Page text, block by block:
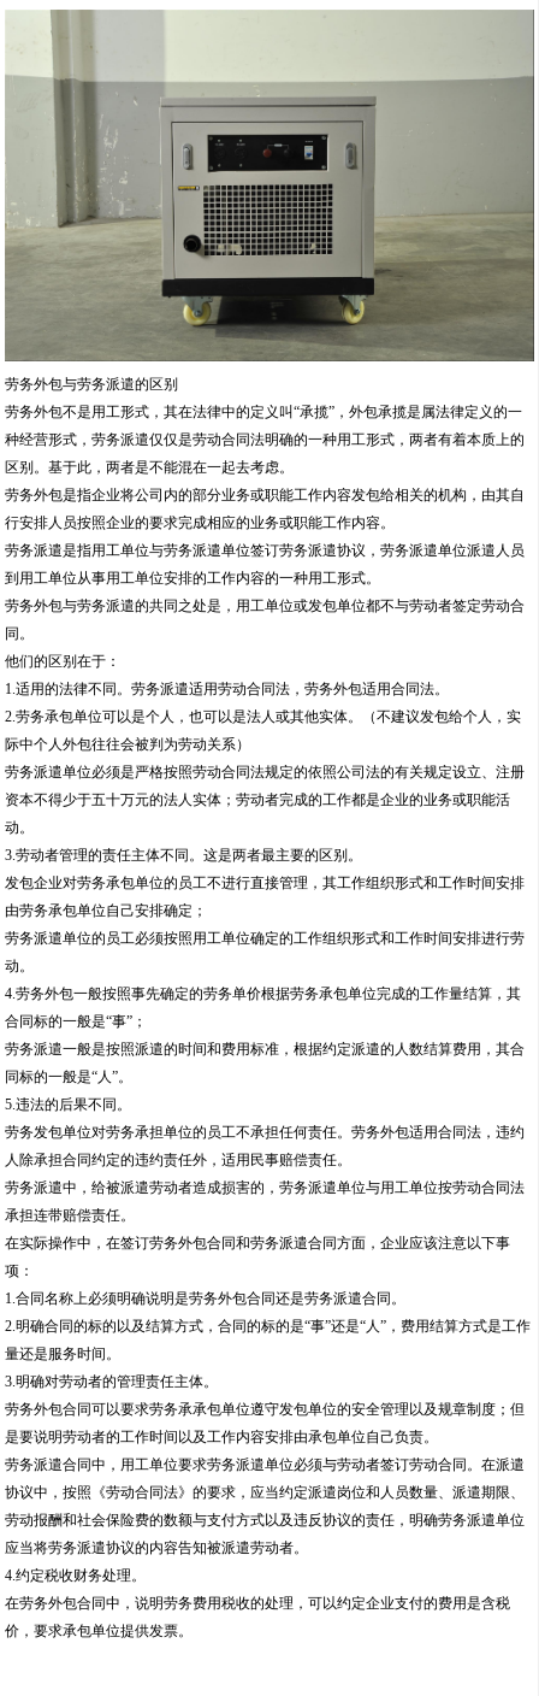
劳务外包与劳务派遣的区别
劳务外包不是用工形式，其在法律中的定义叫“承揽”，外包承揽是属法律定义的一
种经营形式，劳务派遣仅仅是劳动合同法明确的一种用工形式，两者有着本质上的
区别。基于此，两者是不能混在一起去考虑。
劳务外包是指企业将公司内的部分业务或职能工作内容发包给相关的机构，由其自
行安排人员按照企业的要求完成相应的业务或职能工作内容。
劳务派遣是指用工单位与劳务派遣单位签订劳务派遣协议，劳务派遣单位派遣人员
到用工单位从事用工单位安排的工作内容的一种用工形式。
劳务外包与劳务派遣的共同之处是，用工单位或发包单位都不与劳动者签定劳动合
同。
他们的区别在于：
1.适用的法律不同。劳务派遣适用劳动合同法，劳务外包适用合同法。
2.劳务承包单位可以是个人，也可以是法人或其他实体。（不建议发包给个人，实
际中个人外包往往会被判为劳动关系）
劳务派遣单位必须是严格按照劳动合同法规定的依照公司法的有关规定设立、注册
资本不得少于五十万元的法人实体；劳动者完成的工作都是企业的业务或职能活
动。
3.劳动者管理的责任主体不同。这是两者最主要的区别。
发包企业对劳务承包单位的员工不进行直接管理，其工作组织形式和工作时间安排
由劳务承包单位自己安排确定；
劳务派遣单位的员工必须按照用工单位确定的工作组织形式和工作时间安排进行劳
动。
4.劳务外包一般按照事先确定的劳务单价根据劳务承包单位完成的工作量结算，其
合同标的一般是“事”；
劳务派遣一般是按照派遣的时间和费用标准，根据约定派遣的人数结算费用，其合
同标的一般是“人”。
5.违法的后果不同。
劳务发包单位对劳务承担单位的员工不承担任何责任。劳务外包适用合同法，违约
人除承担合同约定的违约责任外，适用民事赔偿责任。
劳务派遣中，给被派遣劳动者造成损害的，劳务派遣单位与用工单位按劳动合同法
承担连带赔偿责任。
在实际操作中，在签订劳务外包合同和劳务派遣合同方面，企业应该注意以下事
项：
1.合同名称上必须明确说明是劳务外包合同还是劳务派遣合同。
2.明确合同的标的以及结算方式，合同的标的是“事”还是“人”，费用结算方式是工作
量还是服务时间。
3.明确对劳动者的管理责任主体。
劳务外包合同可以要求劳务承承包单位遵守发包单位的安全管理以及规章制度；但
是要说明劳动者的工作时间以及工作内容安排由承包单位自己负责。
劳务派遣合同中，用工单位要求劳务派遣单位必须与劳动者签订劳动合同。在派遣
协议中，按照《劳动合同法》的要求，应当约定派遣岗位和人员数量、派遣期限、
劳动报酬和社会保险费的数额与支付方式以及违反协议的责任，明确劳务派遣单位
应当将劳务派遣协议的内容告知被派遣劳动者。
4.约定税收财务处理。
在劳务外包合同中，说明劳务费用税收的处理，可以约定企业支付的费用是含税
价，要求承包单位提供发票。